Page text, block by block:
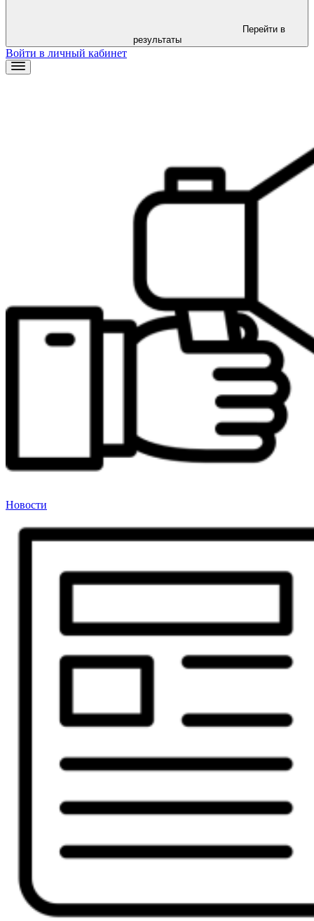
результаты
Войти в личный кабинет
Новости